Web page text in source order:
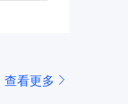
查看更多